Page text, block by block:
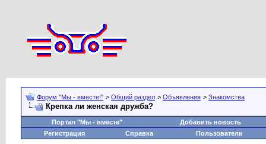
Форум "Мы - вместе!" > Общий раздел > Объявления > Знакомства
Крепка ли женская дружба?
Портал "Мы - вместе"
Добавить новость
Регистрация
Справка Пользователи